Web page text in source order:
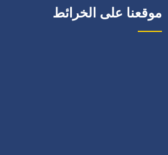
موقعنا على الخرائط